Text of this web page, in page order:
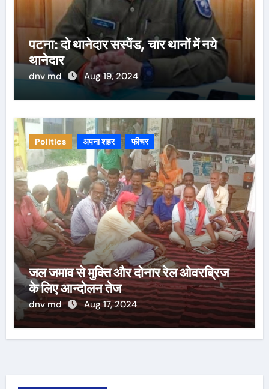
पटना: दो थानेदार सस्पेंड, चार थानों में नये
थानेदार
dnv md Aug 19, 2024
Politics अपना शहर फीचर
जल जमाव से मुक्ति और दोनार रेल ओवरब्रिज
के लिए आन्दोलन तेज
dnv md Aug 17, 2024